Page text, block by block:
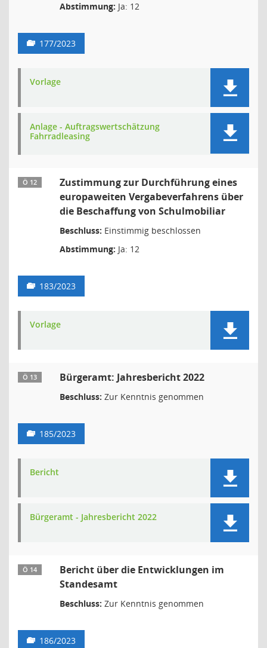
Abstimmung: Ja: 12
177/2023
Vorlage
Anlage - Auftragswertschätzung
Fahrradleasing
Ö 12
Zustimmung zur Durchführung eines
europaweiten Vergabeverfahrens über
die Beschaffung von Schulmobiliar
Beschluss: Einstimmig beschlossen
Abstimmung: Ja: 12
183/2023
Vorlage
Ö 13 Bürgeramt: Jahresbericht 2022
Beschluss: Zur Kenntnis genommen
185/2023
Bericht
Bürgeramt - Jahresbericht 2022
Ö 14
Bericht über die Entwicklungen im
Standesamt
Beschluss: Zur Kenntnis genommen
186/2023